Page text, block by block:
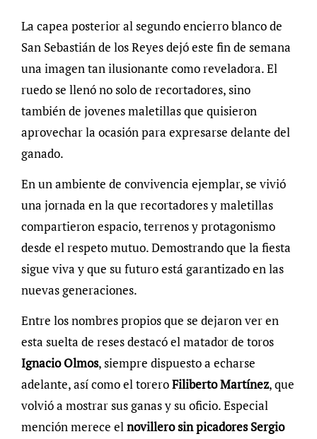
La capea posterior al segundo encierro blanco de
San Sebastián de los Reyes dejó este fin de semana
una imagen tan ilusionante como reveladora. El
ruedo se llenó no solo de recortadores, sino
también de jovenes maletillas que quisieron
aprovechar la ocasión para expresarse delante del
ganado.
En un ambiente de convivencia ejemplar, se vivió
una jornada en la que recortadores y maletillas
compartieron espacio, terrenos y protagonismo
desde el respeto mutuo. Demostrando que la fiesta
sigue viva y que su futuro está garantizado en las
nuevas generaciones.
Entre los nombres propios que se dejaron ver en
esta suelta de reses destacó el matador de toros
Ignacio Olmos, siempre dispuesto a echarse
adelante, así como el toreroFiliberto Martínez, que
volvió a mostrar sus ganas y su oficio. Especial
mención merece elnovillero sin picadores Sergio